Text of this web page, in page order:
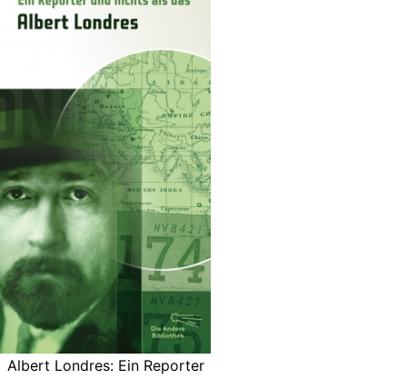
Albert Londres: Ein Reporter